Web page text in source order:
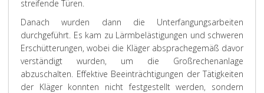
streifende Türen.
Danach wurden dann die Unterfangungsarbeiten
durchgeführt. Es kam zu Lärmbelästigungen und schweren
Erschütterungen, wobei die Kläger absprachegemäß davor
verständigt wurden, um die Großrechenanlage
abzuschalten. Effektive Beeinträchtigungen der Tätigkeiten
der Kläger konnten nicht festgestellt werden, sondern